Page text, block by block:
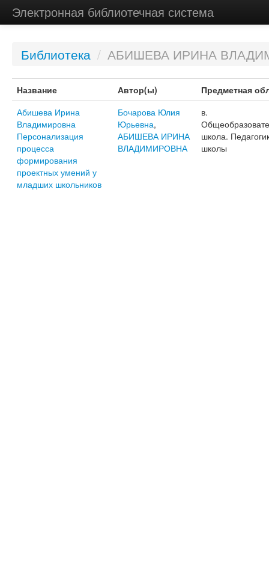
Электронная библиотечная система
Библиотека / АБИШЕВА ИРИНА
Название Автор(ы)
Предметная
Абишева Ирина
Владимировна
Персонализация
процесса
формирования
проектных умений у
младших школьников
Бочарова Юлия
Юрьевна,
АБИШЕВА ИРИНА
ВЛАДИМИРОВНА
в.
школа.
школы